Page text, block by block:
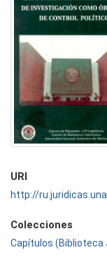
URI
http://
Colecciones
Capítulos (Biblioteca